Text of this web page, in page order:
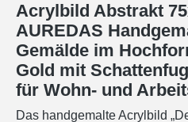
Acrylbild Abstrakt
AUREDAS
Gemälde im
Gold mit
für Wohn- und
Das handgemalte Acrylbild